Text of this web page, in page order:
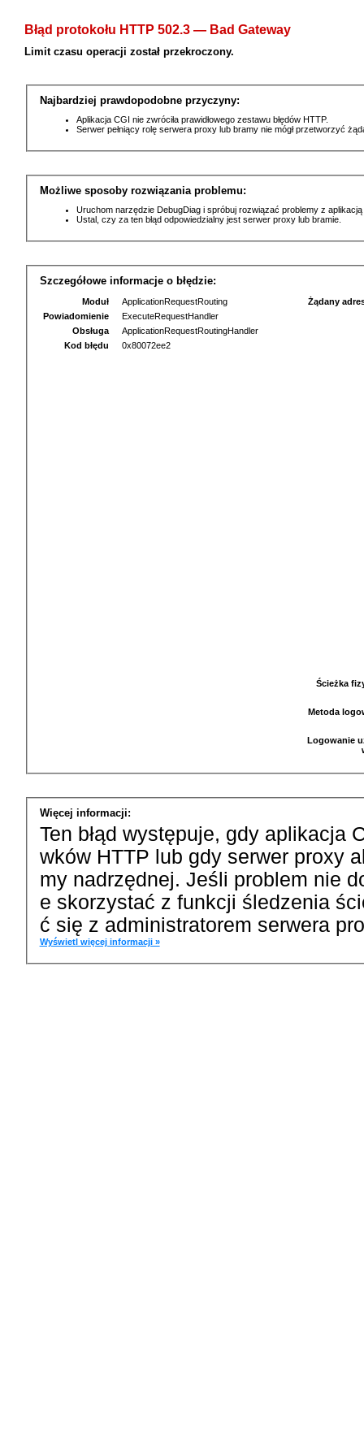
Błąd protokołu HTTP 502.3 — Bad Gateway
Limit czasu operacji został przekroczony.
Najbardziej prawdopodobne przyczyny:
Aplikacja CGI nie zwróciła prawidłowego zestawu błędów HTTP.
Serwer pełniący rolę serwera proxy lub bramy nie mógł przetworzyć
Możliwe sposoby rozwiązania problemu:
Uruchom narzędzie DebugDiag i spróbuj rozwiązać problemy z
Ustal, czy za ten błąd odpowiedzialny jest serwer proxy lub bramie.
Szczegółowe informacje o błędzie:
Moduł
ApplicationRequestRouting
Powiadomienie
ExecuteRequestHandler
Obsługa
ApplicationRequestRoutingHandler
Kod błędu
0x80072ee2
Żądany
Ścieżka
Metoda
Logowanie
Więcej informacji:
Ten błąd występuje, gdy aplikacja
wków HTTP lub gdy serwer proxy
my nadrzędnej. Jeśli problem nie
e skorzystać z funkcji śledzenia
ć się z administratorem serwera
Wyświetl więcej informacji »